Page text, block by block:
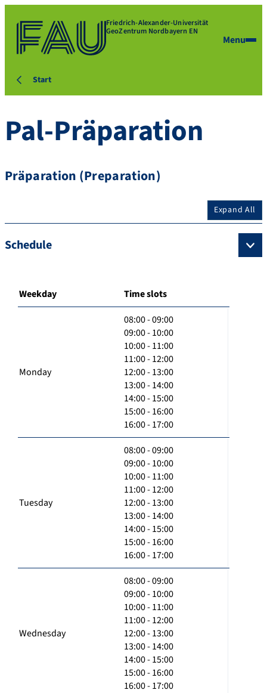
Friedrich-Alexander-Universität
GeoZentrum Nordbayern EN
Menu
Start
Pal-Präparation
Präparation (Preparation)
Expand All
Schedule
Weekday Time slots
Monday
08:00 - 09:00
09:00 - 10:00
10:00 - 11:00
11:00 - 12:00
12:00 - 13:00
13:00 - 14:00
14:00 - 15:00
15:00 - 16:00
16:00 - 17:00
Tuesday
08:00 - 09:00
09:00 - 10:00
10:00 - 11:00
11:00 - 12:00
12:00 - 13:00
13:00 - 14:00
14:00 - 15:00
15:00 - 16:00
16:00 - 17:00
Wednesday
08:00 - 09:00
09:00 - 10:00
10:00 - 11:00
11:00 - 12:00
12:00 - 13:00
13:00 - 14:00
14:00 - 15:00
15:00 - 16:00
16:00 - 17:00